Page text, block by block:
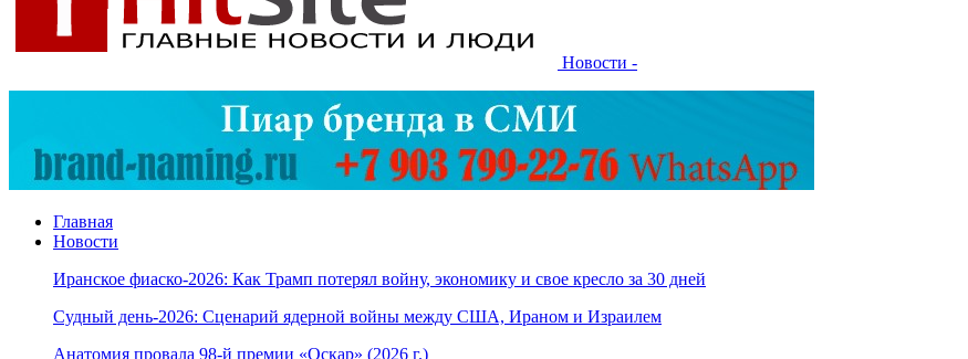
Новости -
Главная
Новости
Иранское фиаско-2026: Как Трамп потерял войну, экономику и свое кресло за 30 дней
Судный день-2026: Сценарий ядерной войны между США, Ираном и Израилем
Анатомия провала 98-й премии «Оскар» (2026 г.)